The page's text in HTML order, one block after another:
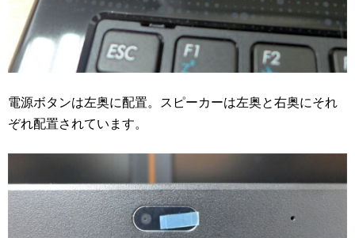
電源ボタンは左奥に配置。スピーカーは左奥と右奥にそれ
ぞれ配置されています。